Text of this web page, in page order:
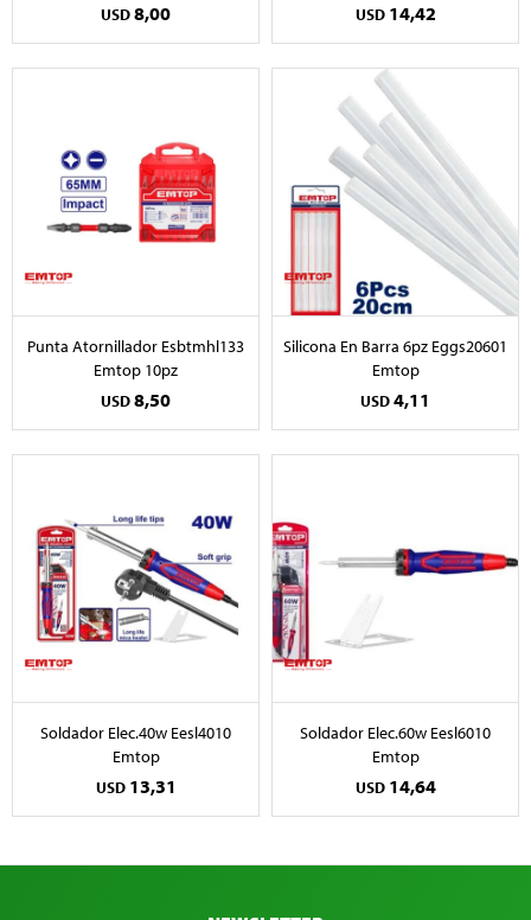
USD8,00 USD 14,42
Punta Atornillador Esbtmhl133
Emtop 10pz
USD8,50
Silicona En Barra 6pz Eggs20601
Emtop
USD4,11
Soldador Elec.40w Eesl4010
Emtop
USD 13,31
Soldador Elec.60w Eesl6010
Emtop
USD 14,64